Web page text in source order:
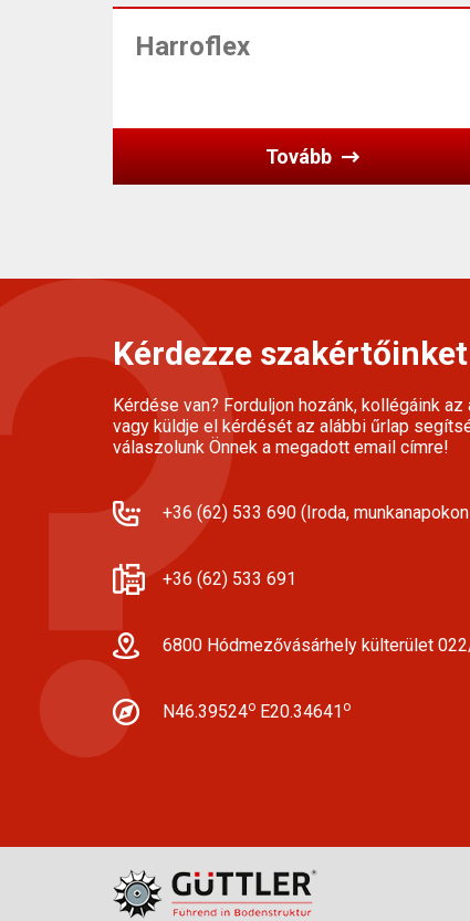
Harroflex
Tovább
Kérdezze szakértőinket
Kérdése van? Forduljon hozánk, kollégáink
vagy küldje el kérdését az alábbi űrlap
válaszolunk Önnek a megadott email címre!
+36 (62) 533 690 (Iroda,
+36 (62) 533 691
6800 Hódmezővásárhely külterület
N46.39524o E20.34641 o